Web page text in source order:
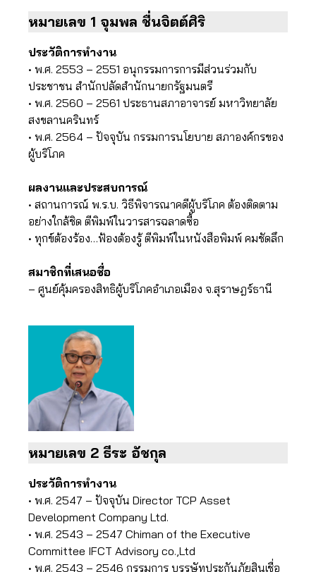
หมายเลข 1 จุมพล ชื่นจิตต์ศิริ
ประวัติการทำงาน
• พ.ศ. 2553 – 2551 อนุกรรมการการมีส่วนร่วมกับ
ประชาชน สำนักปลัดสำนักนายกรัฐมนตรี
• พ.ศ. 2560 – 2561 ประธานสภาอาจารย์ มหาวิทยาลัย
สงขลานครินทร์
• พ.ศ. 2564 – ปัจจุบัน กรรมการนโยบาย สภาองค์กรของ
ผู้บริโภค
ผลงานและประสบการณ์
• สถานการณ์ พ.ร.บ. วิธีพิจารณาคดีผู้บริโภค ต้องติดตาม
อย่างใกล้ชิด ตีพิมพ์ในวารสารฉลาดซื้อ
• ทุกข์ต้องร้อง…ฟ้องต้องรู้ ตีพิมพ์ในหนังสือพิมพ์ คมชัดลึก
สมาชิกที่เสนอชื่อ
– ศูนย์คุ้มครอง​สิทธิ​ผู้บริโภค​อำเภอเมือง จ.สุราษฎร์ธานี
หมายเลข 2 ธีระ อัชกุล
ประวัติการทำงาน
• พ.ศ. 2547 – ปัจจุบัน Director TCP Asset
Development Company Ltd.
• พ.ศ. 2543 – 2547 Chiman of the Executive
Committee IFCT Advisory co.,Ltd
• พ.ศ. 2543 – 2546 กรรมการ บรรษัทประกันภัยสินเชื่อ